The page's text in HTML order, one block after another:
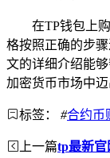
在TP钱包上
格按照正确的步
文的详细介绍能
加密货币市场中迈
标签： #合约币
上一篇tp最新官